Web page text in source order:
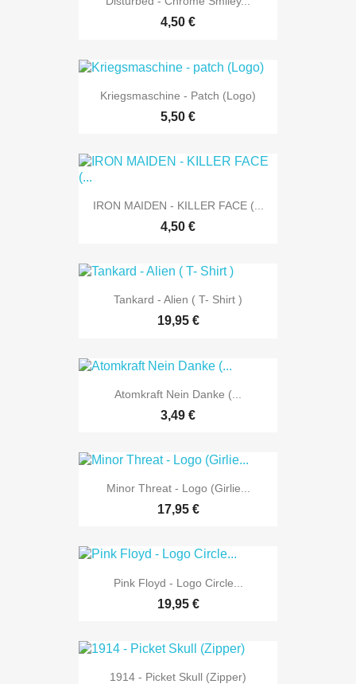
4,50 €
Kriegsmaschine - Patch (Logo)
5,50 €
IRON MAIDEN - KILLER FACE (...
4,50 €
Tankard - Alien ( T- Shirt )
19,95 €
Atomkraft Nein Danke (...
3,49 €
Minor Threat - Logo (Girlie...
17,95 €
Pink Floyd - Logo Circle...
19,95 €
1914 - Picket Skull (Zipper)